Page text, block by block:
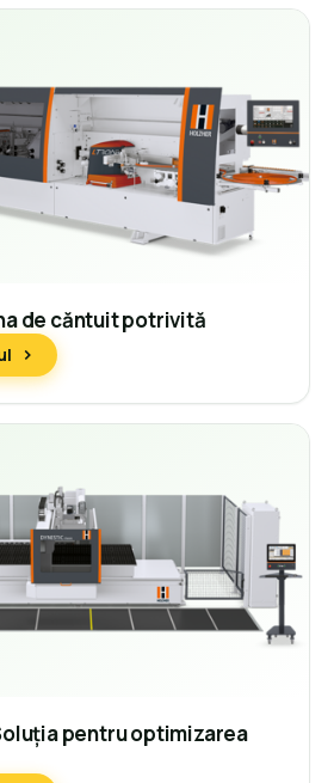
de căntuit potrivită
pentru optimizarea